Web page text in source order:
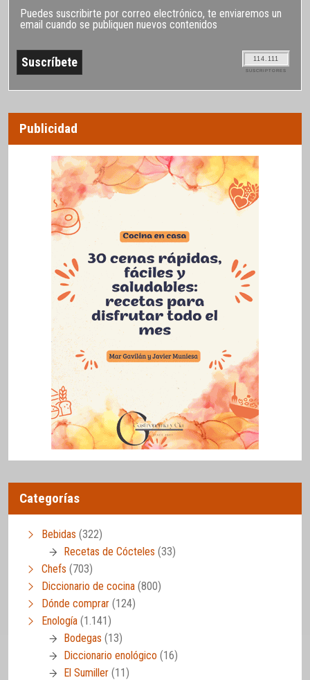
Puedes suscribirte por correo electrónico, te enviaremos un
email cuando se publiquen nuevos contenidos
114.111
SUSCRIPTORES
Publicidad
Categorías
Bebidas (322)
Recetas de Cócteles (33)
Chefs (703)
Diccionario de cocina (800)
Dónde comprar (124)
Enología (1.141)
Bodegas (13)
Diccionario enológico (16)
El Sumiller (11)